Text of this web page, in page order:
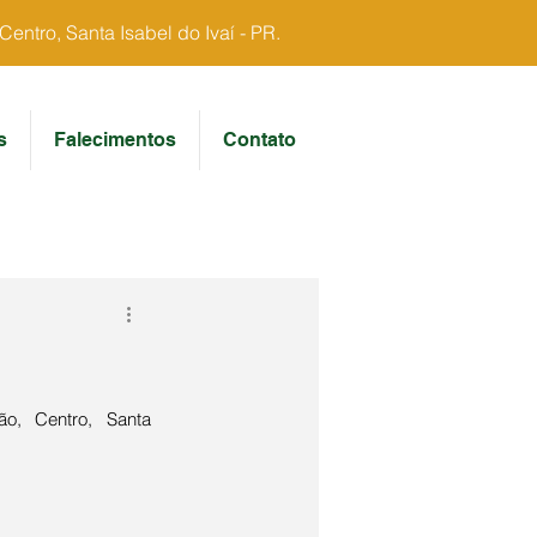
Santa Isabel do Ivaí - PR.
Falecimentos Contato
Centro, Santa